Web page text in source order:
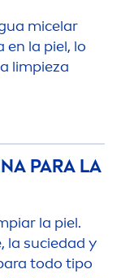
micelar
en la piel, lo
limpieza
PARA LA
la piel.
la suciedad y
todo tipo